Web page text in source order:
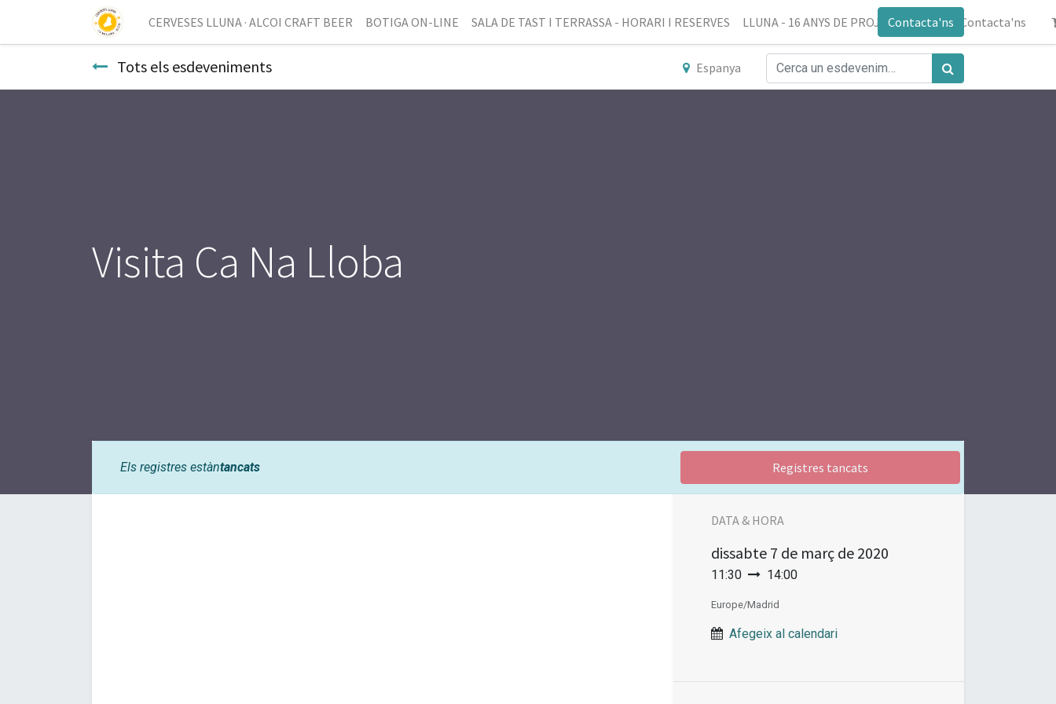
CERVESES LLUNA · ALCOI CRAFT BEER BOTIGA ON-LINE SALA DE TAST I TERRASSA - HORARI I RESERVES LLUNA - 16 ANYS DE PROJECTE Blog Contacta'ns
Contacta'ns
Tots els esdeveniments Espanya
Visita Ca Na Lloba
Els registres estàntancats Registres tancats
DATA & HORA
dissabte 7 de març de 2020
11:30 14:00
Europe/Madrid
Afegeix al calendari